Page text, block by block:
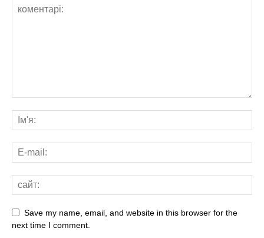
Save my name, email, and website in this browser for the
next time I comment.